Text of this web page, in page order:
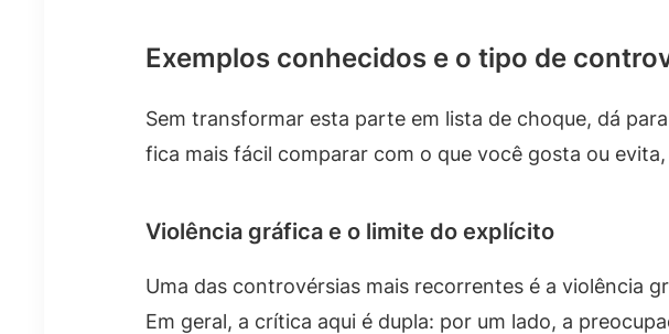
Exemplos conhecidos e o tipo de
Sem transformar esta parte em lista de choque, dá
fica mais fácil comparar com o que você gosta ou
Violência gráfica e o limite do explícito
Uma das controvérsias mais recorrentes é a violência
Em geral, a crítica aqui é dupla: por um lado, a